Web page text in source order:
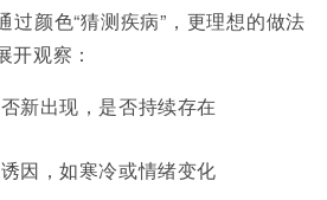
过颜色“猜测疾病”，更理想的做法
开观察：
新出现，是否持续存在
因，如寒冷或情绪变化